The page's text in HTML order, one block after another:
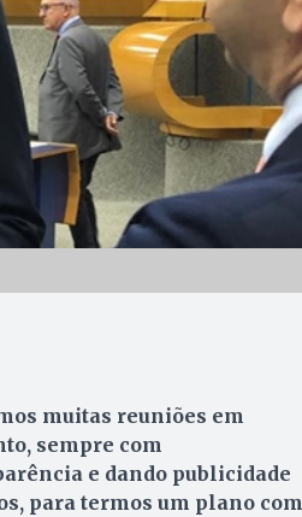
muitas reuniões em
sempre com
e dando publicidade
para termos um plano com